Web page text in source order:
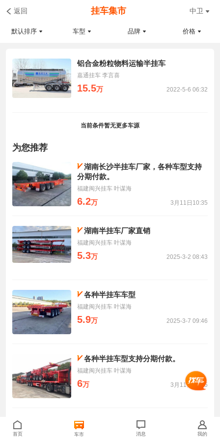
返回 挂车集市 中卫
默认排序 车型 品牌 价格
铝合金粉粒物料运输半挂车
嘉通挂车 李言喜
15.5万 2022-5-6 06:32
当前条件暂无更多车源
为您推荐
湖南长沙半挂车厂家，各种车型支持
分期付款。
福建闽兴挂车 叶谋海
6.2万 3月11日10:35
湖南半挂车厂家直销
福建闽兴挂车 叶谋海
5.3万 2025-3-2 08:43
各种半挂车车型
福建闽兴挂车 叶谋海
5.9万 2025-3-7 09:46
各种半挂车型支持分期付款。
福建闽兴挂车 叶谋海
6万 3月11日10:35
卡车之家 >中卫半挂车报价
首页 车市 消息 我的